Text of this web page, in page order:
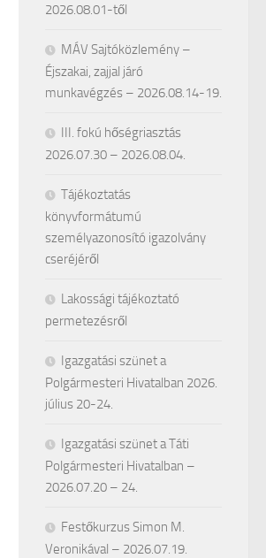
2026.08.01-től
MÁV Sajtóközlemény –
Éjszakai, zajjal járó
munkavégzés – 2026.08.14-19.
III. fokú hőségriasztás
2026.07.30 – 2026.08.04.
Tájékoztatás
könyvformátumú
személyazonosító igazolvány
cseréjéről
Lakossági tájékoztató
permetezésről
Igazgatási szünet a
Polgármesteri Hivatalban 2026.
július 20-24.
Igazgatási szünet a Táti
Polgármesteri Hivatalban –
2026.07.20 – 24.
Festőkurzus Simon M.
Veronikával – 2026.07.19.